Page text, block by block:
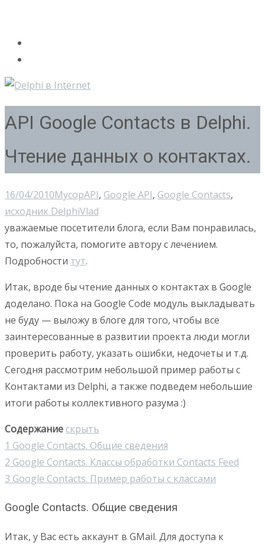
API Google Contacts в Delphi.
Чтение данных о контактах.
16/04/2010МусорAPI, Google API, Google Contacts,
исходник DelphiVlad
уважаемые посетители блога, если Вам понравилась,
то, пожалуйста, помогите автору с лечением.
Подробности тут.
Итак, вроде бы чтение данных о контактах в Google
доделано. Пока на Google Code модуль выкладывать
не буду — выложу в блоге для того, чтобы все
заинтересованные в развитии проекта люди могли
проверить работу, указать ошибки, недочеты и т.д.
Сегодня рассмотрим небольшой пример работы с
Контактами из Delphi, а также подведем небольшие
итоги работы коллективного разума :)
Содержание скрыть
1 Google Contacts. Общие сведения
2 Google Contacts. Классы обработки Contacts Feed
3 Google Contacts. Пример работы с классами
Google Contacts. Общие сведения
Итак, у Вас есть аккаунт в GMail. Для доступа к